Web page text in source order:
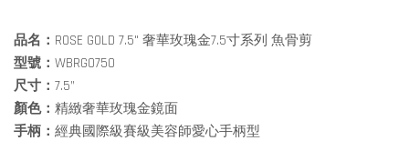
品名： ROSE GOLD 7.5" 奢華玫瑰金7.5寸系列 魚骨剪
型號： WBRG0750
尺寸： 7.5”
顏色： 精緻奢華玫瑰金鏡面
手柄： 經典國際級賽級美容師愛心手柄型